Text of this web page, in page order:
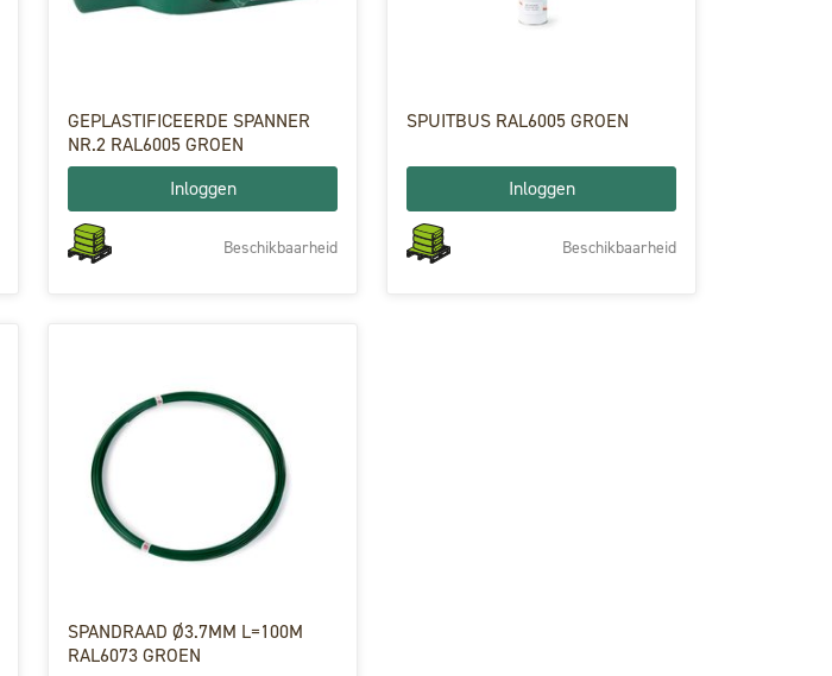
GEPLASTIFICEERDE SPANNER
NR.2 RAL6005 GROEN
Inloggen
Beschikbaarheid
SPUITBUS RAL6005 GROEN
Inloggen
Beschikbaarheid
SPANDRAAD Ø3.7MM L=100M
RAL6073 GROEN